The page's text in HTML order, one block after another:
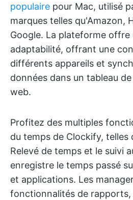
populaire pour Mac, utilisé
marques telles qu'Amazon,
Google. La plateforme offre
adaptabilité, offrant une
différents appareils et
données dans un tableau
web.
Profitez des multiples
du temps de Clockify, telles
Relevé de temps et le suivi
enregistre le temps passé
et applications. Les
fonctionnalités de rapports,